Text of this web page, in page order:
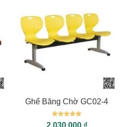
Ghế Băng Chờ GC02-4
Được xếp
2.030.000 ₫